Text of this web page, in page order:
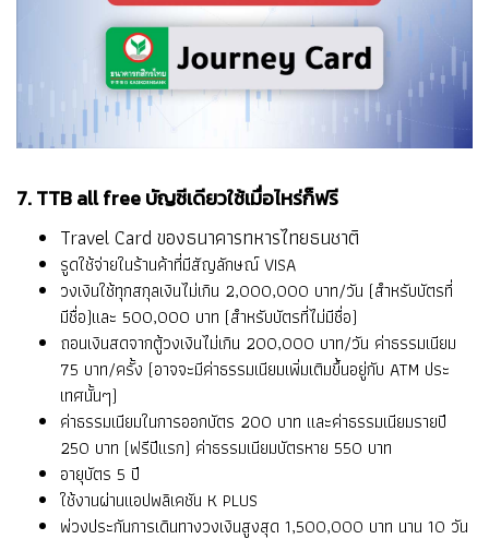
7. TTB all free บัญชีเดียวใช้เมื่อไหร่ก็ฟรี
Travel Card ของธนาคารทหารไทยธนชาติ
รูดใช้จ่ายในร้านค้าที่มีสัญลักษณ์ VISA
วงเงินใช้ทุกสกุลเงินไม่เกิน 2,000,000 บาท/วัน (สำหรับบัตรที่
มีชื่อ)และ 500,000 บาท (สำหรับบัตรที่ไม่มีชื่อ)
ถอนเงินสดจากตู้วงเงินไม่เกิน 200,000 บาท/วัน ค่าธรรมเนียม
75 บาท/ครั้ง (อาจจะมีค่าธรรมเนียมเพิ่มเติมขึ้นอยู่กับ ATM ประ
เทศนั้นๆ)
ค่าธรรมเนียมในการออกบัตร 200 บาท และค่าธรรมเนียมรายปี
250 บาท (ฟรีปีแรก) ค่าธรรมเนียมบัตรหาย 550 บาท
อายุบัตร 5 ปี
ใช้งานผ่านแอปพลิเคชัน K PLUS
พ่วงประกันการเดินทางวงเงินสูงสุด 1,500,000 บาท นาน 10 วัน